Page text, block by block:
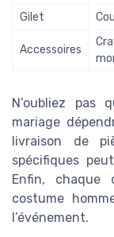
Gilet
Accessoires
N’oubliez pas
mariage
livraison de
spécifiques
Enfin,
costume
l’événement.